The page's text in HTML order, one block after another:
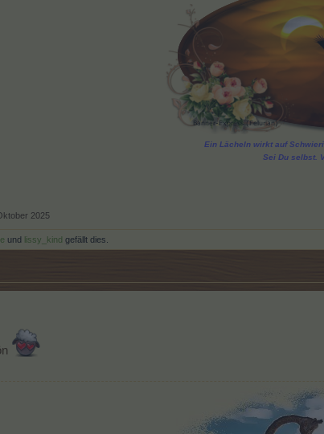
Ein Lächeln wirkt auf
Sei Du selbst.
2025
und lissy_kind gefällt dies.